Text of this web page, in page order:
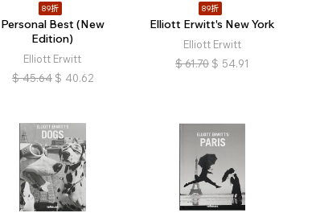
89折
Personal Best (New
Edition)
Elliott Erwitt
$ 45.64 $ 40.62
89折
Elliott Erwitt's New York
Elliott Erwitt
$ 61.70 $ 54.91